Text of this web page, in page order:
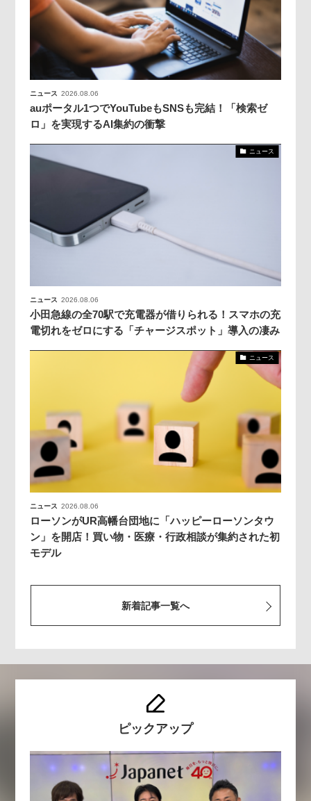
ニュース 2026.08.06
auポータル1つでYouTubeもSNSも完結！「検索ゼ
ロ」を実現するAI集約の衝撃
ニュース
ニュース 2026.08.06
小田急線の全70駅で充電器が借りられる！スマホの充
電切れをゼロにする「チャージスポット」導入の凄み
ニュース
ニュース 2026.08.06
ローソンがUR高幡台団地に「ハッピーローソンタウ
ン」を開店！買い物・医療・行政相談が集約された初
モデル
新着記事一覧へ
ピックアップ